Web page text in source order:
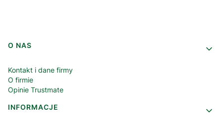
Linki w stopce
O NAS
Kontakt i dane firmy
O firmie
Opinie Trustmate
INFORMACJE